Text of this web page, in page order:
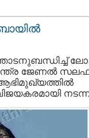
ജേണല്‍
ആഭിമുഖ്യത്തില്‍